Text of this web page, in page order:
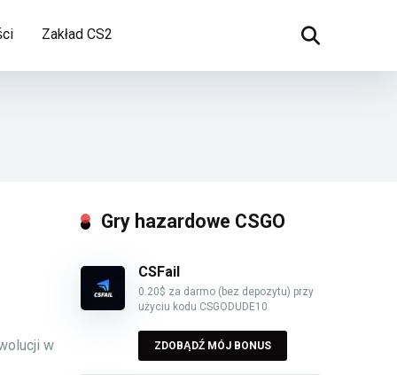
Zakład CS2
w
Gry hazardowe CSGO
CSFail
0.20$ za darmo (bez depozytu) przy
użyciu kodu CSGODUDE10
ZDOBĄDŹ MÓJ BONUS